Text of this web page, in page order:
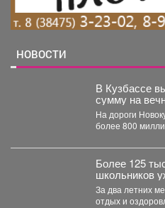
НОВОСТИ
В Кузбассе
сумму на
ремонт
На дороги
более 800 миллионов. В
Более 125
школьников
походах и
За два летних
отдых и